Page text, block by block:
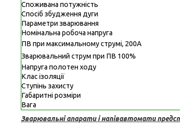
Споживана потужність
Спосіб збудження дуги
Параметри зварювання
Номінальна робоча напруга
ПВ при максимальному струмі, 200А
Зварювальний струм при ПВ 100%
Напруга полотен ходу
Клас ізоляції
Ступінь захисту
Габаритні розміри
Вага
Зварювальні апарати і напівавтомати